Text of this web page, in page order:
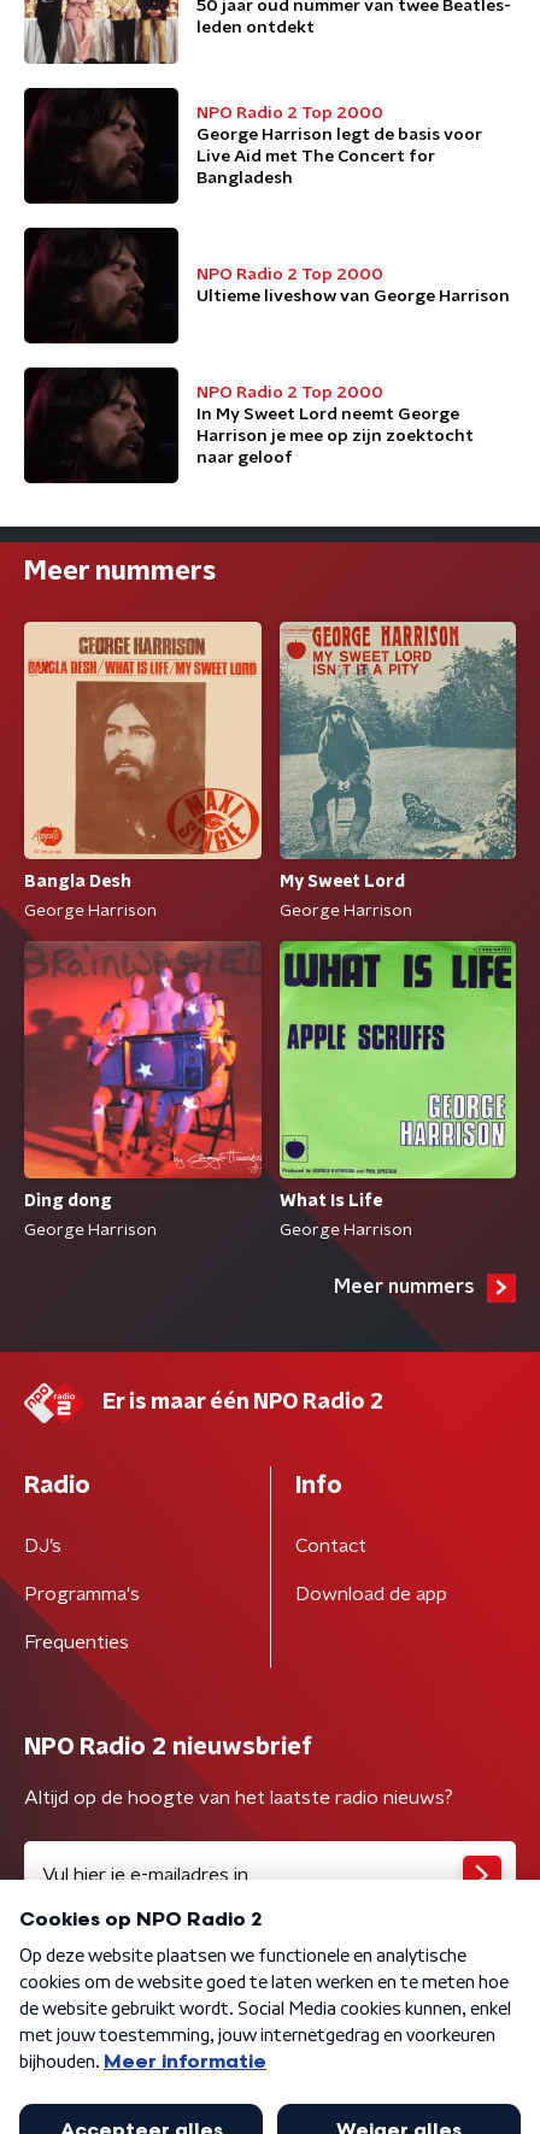
50 jaar oud nummer van twee Beatles-
leden ontdekt
NPO Radio 2 Top 2000
George Harrison legt de basis voor
Live Aid met The Concert for
Bangladesh
NPO Radio 2 Top 2000
Ultieme liveshow van George Harrison
NPO Radio 2 Top 2000
In My Sweet Lord neemt George
Harrison je mee op zijn zoektocht
naar geloof
Meer nummers
Bangla Desh
George Harrison
My Sweet Lord
George Harrison
Ding dong
George Harrison
What Is Life
George Harrison
Meer nummers
Er is maar één NPO Radio 2
Radio
DJ’s
Programma's
Frequenties
Info
Contact
Download de app
NPO Radio 2 nieuwsbrief
Altijd op de hoogte van het laatste radio nieuws?
Algemene voorwaarden